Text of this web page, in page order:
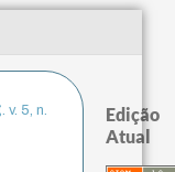
v. 5, n.
Edição
Atual